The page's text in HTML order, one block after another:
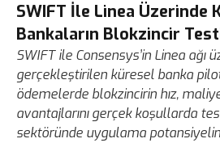
SWIFT İle Linea Üzerinde
Bankaların Blokzincir
SWIFT ile Consensys’in Linea ağı
gerçekleştirilen küresel banka
ödemelerde blokzincirin hız,
avantajlarını gerçek koşullarda
sektöründe uygulama